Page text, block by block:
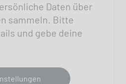
Daten über
sammeln. Bitte
und gebe deine